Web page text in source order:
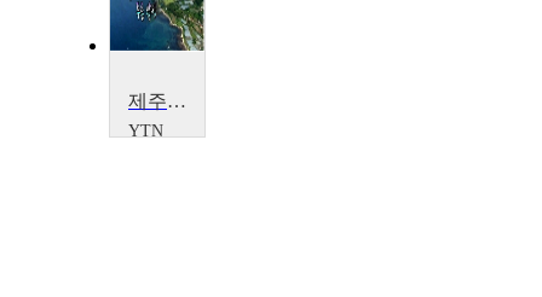
제주의 푸른 밥상
YTN